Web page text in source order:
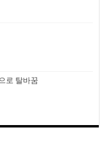
로 탈바꿈